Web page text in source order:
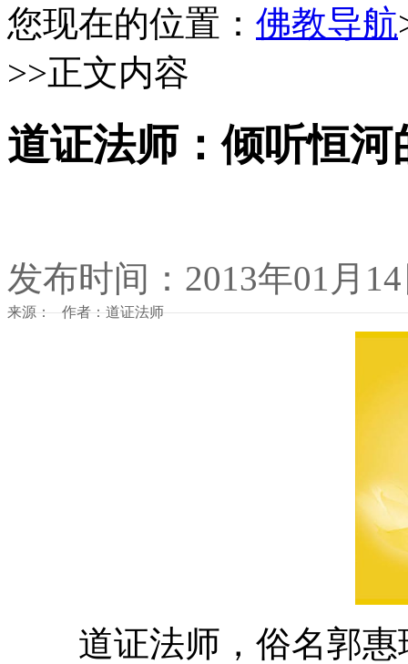
您现在的位置： 佛教导航
>>正文内容
道证法师：倾听恒
发布时间：2013年01月
来源： 作者：道证法师
道证法师，俗名郭惠